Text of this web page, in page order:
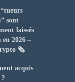
sont
laissés
en 2026 –
🗞️
acquis